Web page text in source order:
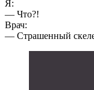
Я:
— Что?!
Врач:
— Страшенный